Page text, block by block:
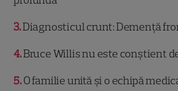
3 Diagnosticul crunt: Demență
4 Bruce Willis nu este conștient
5 O familie unită și o echipă